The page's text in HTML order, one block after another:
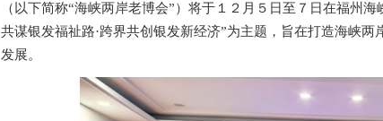
（ 以下简称“海峡两岸老博会”）将于 １２月５日至７日在福州海
共谋银发福祉路·跨界共创银发新经济”为主题，旨在打造海峡
发展。